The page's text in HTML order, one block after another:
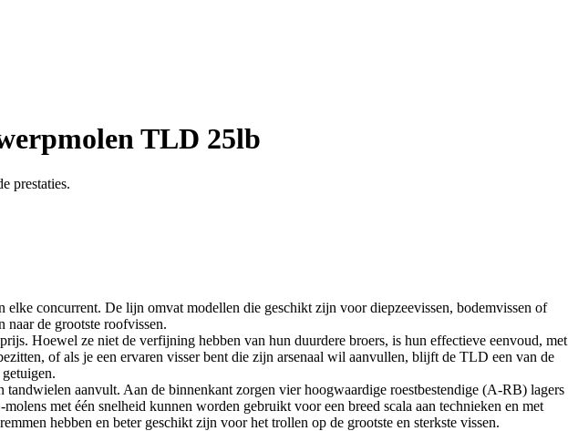
TLD 25lb
prestaties.
concurrent. De lijn omvat modellen die geschikt zijn voor diepzeevissen, bodemvissen of
de grootste roofvissen.
Hoewel ze niet de verfijning hebben van hun duurdere broers, is hun effectieve eenvoud, met
of als je een ervaren visser bent die zijn arsenaal wil aanvullen, blijft de TLD een van de
aanvult. Aan de binnenkant zorgen vier hoogwaardige roestbestendige (A-RB) lagers
met één snelheid kunnen worden gebruikt voor een breed scala aan technieken en met
hebben en beter geschikt zijn voor het trollen op de grootste en sterkste vissen.